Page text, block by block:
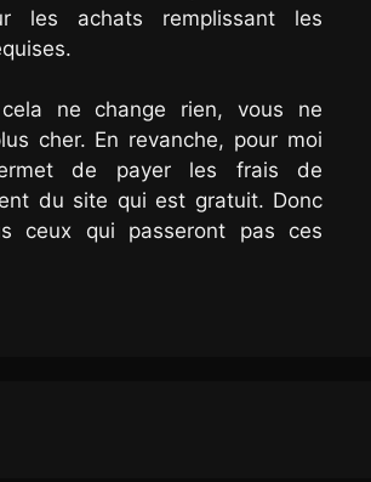
les achats remplissant les
ne change rien, vous ne
cher. En revanche, pour moi
de payer les frais de
du site qui est gratuit. Donc
ceux qui passeront pas ces